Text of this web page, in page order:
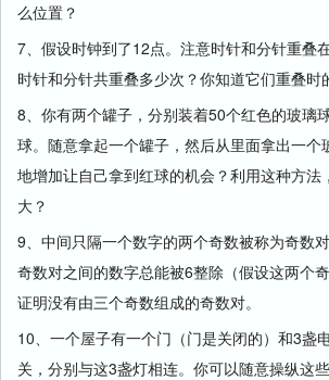
么位置？
7、假设时钟到了12点。注意时针和分针重叠
时针和分针共重叠多少次？你知道它们重叠时
8、你有两个罐子，分别装着50个红色的玻璃
球。随意拿起一个罐子，然后从里面拿出一个
地增加让自己拿到红球的机会？利用这种方法
大？
9、中间只隔一个数字的两个奇数被称为奇数
奇数对之间的数字总能被6整除（假设这两个
证明没有由三个奇数组成的奇数对。
10、一个屋子有一个门（门是关闭的）和3盏
关，分别与这3盏灯相连。你可以随意操纵这